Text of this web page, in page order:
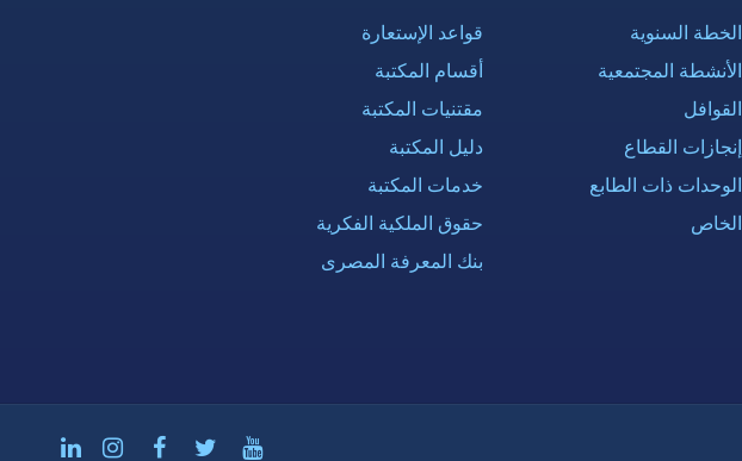
الخطة السنوية
الأنشطة المجتمعية
القوافل
إنجازات القطاع
الوحدات ذات الطابع
الخاص
قواعد الإستعارة
أقسام المكتبة
مقتنيات المكتبة
دليل المكتبة
خدمات المكتبة
حقوق الملكية الفكرية
بنك المعرفة المصرى